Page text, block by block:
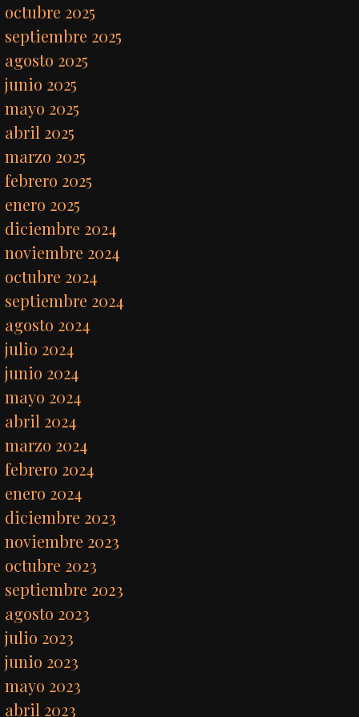
octubre 2025
septiembre 2025
agosto 2025
junio 2025
mayo 2025
abril 2025
marzo 2025
febrero 2025
enero 2025
diciembre 2024
noviembre 2024
octubre 2024
septiembre 2024
agosto 2024
julio 2024
junio 2024
mayo 2024
abril 2024
marzo 2024
febrero 2024
enero 2024
diciembre 2023
noviembre 2023
octubre 2023
septiembre 2023
agosto 2023
julio 2023
junio 2023
mayo 2023
abril 2023